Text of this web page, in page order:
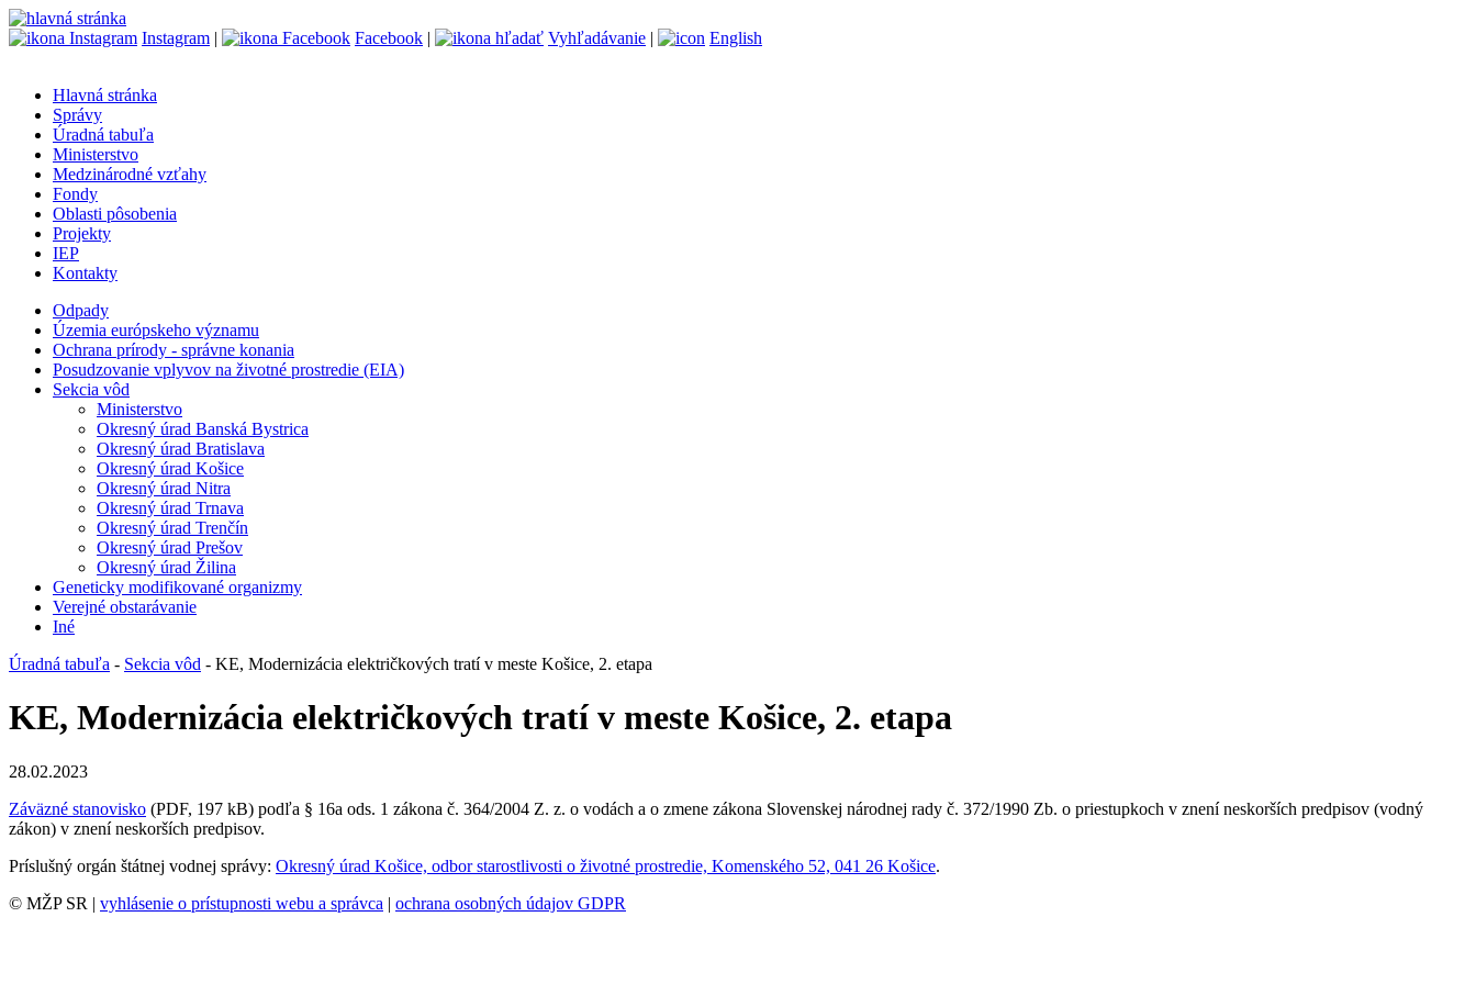
Instagram | Facebook | Vyhľadávanie | English
Hlavná stránka
Správy
Úradná tabuľa
Ministerstvo
Medzinárodné vzťahy
Fondy
Oblasti pôsobenia
Projekty
IEP
Kontakty
Odpady
Územia európskeho významu
Ochrana prírody - správne konania
Posudzovanie vplyvov na životné prostredie (EIA)
Sekcia vôd
Ministerstvo
Okresný úrad Banská Bystrica
Okresný úrad Bratislava
Okresný úrad Košice
Okresný úrad Nitra
Okresný úrad Trnava
Okresný úrad Trenčín
Okresný úrad Prešov
Okresný úrad Žilina
Geneticky modifikované organizmy
Verejné obstarávanie
Iné
Úradná tabuľa - Sekcia vôd - KE, Modernizácia električkových tratí v meste Košice, 2. etapa
KE, Modernizácia električkových tratí v meste Košice, 2. etapa
28.02.2023
Záväzné stanovisko (PDF, 197 kB) podľa § 16a ods. 1 zákona č. 364/2004 Z. z. o vodách a o zmene zákona Slovenskej národnej rady č. 372/1990 Zb. o priestupkoch v znení neskorších predpisov (vodný
zákon) v znení neskorších predpisov.
Príslušný orgán štátnej vodnej správy: Okresný úrad Košice, odbor starostlivosti o životné prostredie, Komenského 52, 041 26 Košice.
© MŽP SR | vyhlásenie o prístupnosti webu a správca | ochrana osobných údajov GDPR